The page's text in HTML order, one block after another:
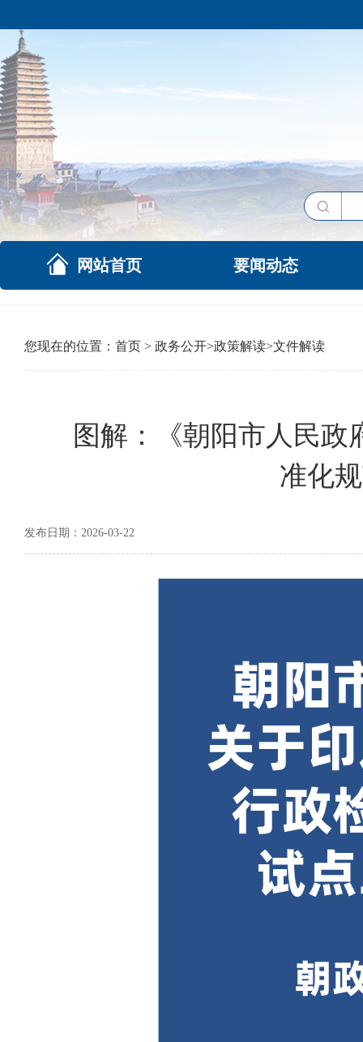
网站首页 要闻动态
您现在的位置： 首页 > 政务公开>政策解读>文件解读
图解：《朝阳市人民
准化
发布日期：2026-03-22